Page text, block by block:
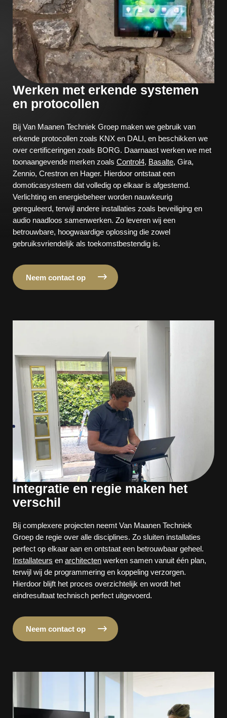
Werken met erkende systemen
en protocollen
Bij Van Maanen Techniek Groep maken we gebruik van
erkende protocollen zoals KNX en DALI, en beschikken we
over certificeringen zoals BORG. Daarnaast werken we met
toonaangevende merken zoals Control4, Basalte, Gira,
Zennio, Crestron en Hager. Hierdoor ontstaat een
domoticasysteem dat volledig op elkaar is afgestemd.
Verlichting en energiebeheer worden nauwkeurig
gereguleerd, terwijl andere installaties zoals beveiliging en
audio naadloos samenwerken. Zo leveren wij een
betrouwbare, hoogwaardige oplossing die zowel
gebruiksvriendelijk als toekomstbestendig is.
Neem contact op
Integratie en regie maken het
verschil
Bij complexere projecten neemt Van Maanen Techniek
Groep de regie over alle disciplines. Zo sluiten installaties
perfect op elkaar aan en ontstaat een betrouwbaar geheel.
Installateurs en architecten werken samen vanuit één plan,
terwijl wij de programmering en koppeling verzorgen.
Hierdoor blijft het proces overzichtelijk en wordt het
eindresultaat technisch perfect uitgevoerd.
Neem contact op